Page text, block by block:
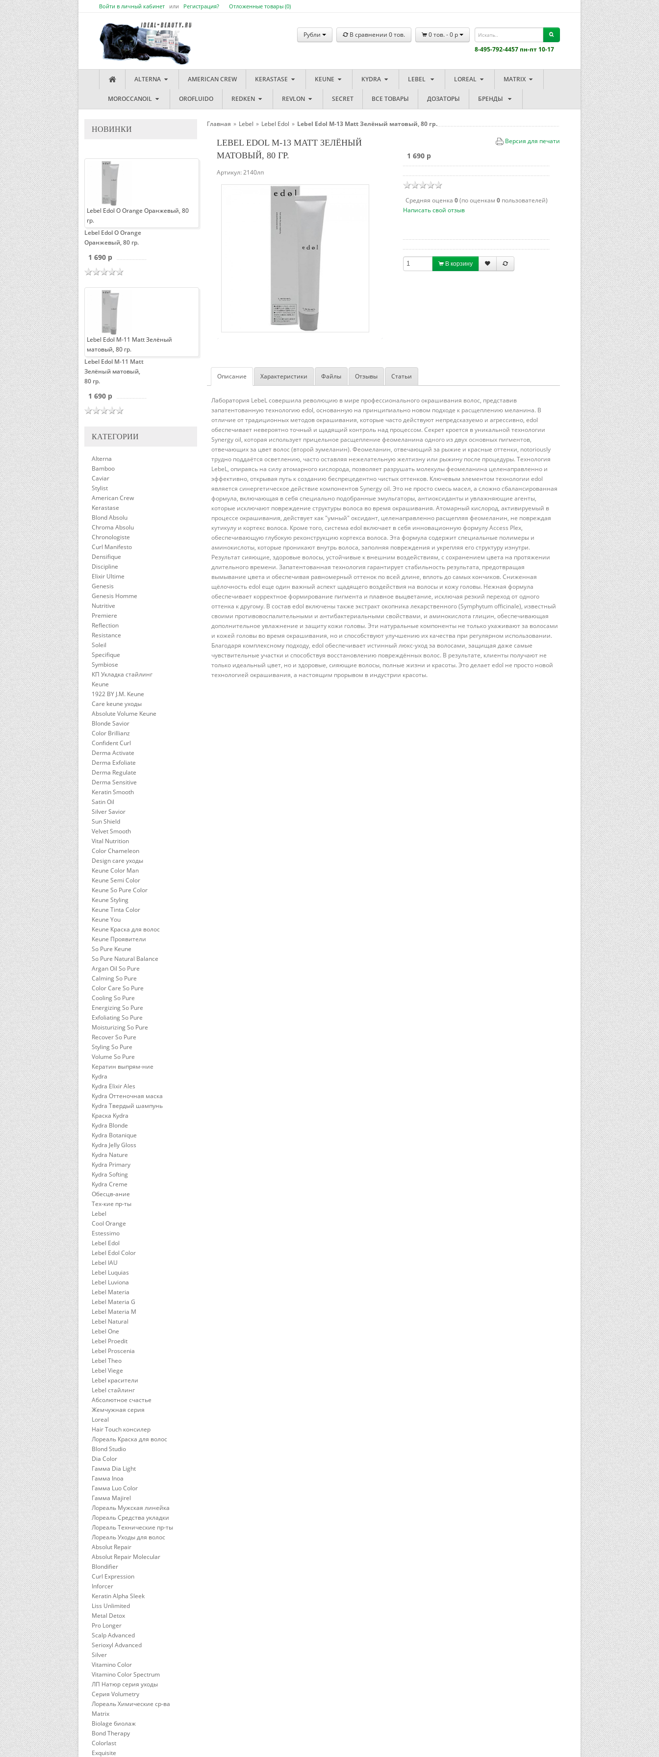
Войти в личный кабинет или Регистрация? Отложенные товары (0)
8-495-792-4457 пн-пт 10-17
Рубли В сравнении 0тов. 0тов. -0 p
ALTERNA AMERICAN CREW KERASTASE KEUNE KYDRA LEBEL LOREAL MATRIX
MOROCCANOIL OROFLUIDO REDKEN REVLON SECRET ВСЕ ТОВАРЫ ДОЗАТОРЫ БРЕНДЫ
НОВИНКИ
Lebel Edol O Orange Оранжевый, 80
гр.
Lebel Edol O Orange
Оранжевый, 80 гр.
1 690 p
Lebel Edol M-11 Matt Зелёный
матовый, 80 гр.
Lebel Edol M-11 Matt
Зелёный матовый,
80 гр.
1 690 p
КАТЕГОРИИ
Alterna
Bamboo
Caviar
Stylist
American Crew
Kerastase
Blond Absolu
Chroma Absolu
Chronologiste
Curl Manifesto
Densifique
Discipline
Elixir Ultime
Genesis
Genesis Homme
Nutritive
Premiere
Reflection
Resistance
Soleil
Specifique
Symbiose
КП Укладка стайлинг
Keune
1922 BY J.M. Keune
Care keune уходы
Absolute Volume Keune
Blonde Savior
Color Brillianz
Confident Curl
Derma Activate
Derma Exfoliate
Derma Regulate
Derma Sensitive
Keratin Smooth
Satin Oil
Silver Savior
Sun Shield
Velvet Smooth
Vital Nutrition
Color Chameleon
Design care уходы
Keune Color Man
Keune Semi Color
Keune So Pure Color
Keune Styling
Keune Tinta Color
Keune You
Keune Краска для волос
Keune Проявители
So Pure Keune
So Pure Natural Balance
Argan Oil So Pure
Calming So Pure
Color Care So Pure
Cooling So Pure
Energizing So Pure
Exfoliating So Pure
Moisturizing So Pure
Recover So Pure
Styling So Pure
Volume So Pure
Кератин выпрям-ние
Kydra
Kydra Elixir Ales
Kydra Оттеночная маска
Kydra Твердый шампунь
Краска Kydra
Kydra Blonde
Kydra Botanique
Kydra Jelly Gloss
Kydra Nature
Kydra Primary
Kydra Softing
Kydra Сreme
Обесцв-ание
Тех-кие пр-ты
Lebel
Cool Orange
Estessimo
Lebel Edol
Lebel Edol Color
Lebel IAU
Lebel Luquias
Lebel Luviona
Lebel Materia
Lebel Materia G
Lebel Materia M
Lebel Natural
Lebel One
Lebel Proedit
Lebel Proscenia
Lebel Theo
Lebel Viege
Lebel красители
Lebel стайлинг
Абсолютное счастье
Жемчужная серия
Loreal
Hair Touch консилер
Лореаль Краска для волос
Blond Studio
Dia Color
Гамма Dia Light
Гамма Inoa
Гамма Luo Color
Гамма Majirel
Лореаль Мужская линейка
Лореаль Средства укладки
Лореаль Технические пр-ты
Лореаль Уходы для волос
Absolut Repair
Absolut Repair Molecular
Blondifier
Curl Expression
Inforcer
Keratin Alpha Sleek
Liss Unlimited
Metal Detox
Pro Longer
Scalp Advanced
Serioxyl Advanced
Silver
Vitamino Color
Vitamino Color Spectrum
ЛП Натюр серия уходы
Серия Volumetry
Лореаль Химические ср-ва
Matrix
Biolage биолаж
Bond Therapy
Colorlast
Exquisite
Главная » Lebel » Lebel Edol » Lebel Edol M-13 Matt Зелёный матовый, 80 гр.
LEBEL EDOL M-13 MATT ЗЕЛЁНЫЙ
МАТОВЫЙ, 80 ГР.
Артикул:2140лп
Версия для печати
1 690 p
Cредняя оценка 0(по оценкам 0 пользователей)
Написать свой отзыв
В корзину
Описание Характеристики Файлы Отзывы Статьи
Лаборатория LebeL совершила революцию в мире профессионального окрашивания волос, представив
запатентованную технологию edol, основанную на принципиально новом подходе к расщеплению меланина. В
отличие от традиционных методов окрашивания, которые часто действуют непредсказуемо и агрессивно, edol
обеспечивает невероятно точный и щадящий контроль над процессом. Секрет кроется в уникальной технологии
Synergy oil, которая использует прицельное расщепление феомеланина одного из двух основных пигментов,
отвечающих за цвет волос (второй эумеланин). Феомеланин, отвечающий за рыжие и красные оттенки, notoriously
трудно поддаётся осветлению, часто оставляя нежелательную желтизну или рыжину после процедуры. Технология
LebeL, опираясь на силу атомарного кислорода, позволяет разрушать молекулы феомеланина целенаправленно и
эффективно, открывая путь к созданию беспрецедентно чистых оттенков. Ключевым элементом технологии edol
является синергетическое действие компонентов Synergy oil. Это не просто смесь масел, а сложно сбалансированная
формула, включающая в себя специально подобранные эмульгаторы, антиоксиданты и увлажняющие агенты,
которые исключают повреждение структуры волоса во время окрашивания. Атомарный кислород, активируемый в
процессе окрашивания, действует как "умный" оксидант, целенаправленно расщепляя феомеланин, не повреждая
кутикулу и кортекс волоса. Кроме того, система edol включает в себя инновационную формулу Access Plex,
обеспечивающую глубокую реконструкцию кортекса волоса. Эта формула содержит специальные полимеры и
аминокислоты, которые проникают внутрь волоса, заполняя повреждения и укрепляя его структуру изнутри.
Результат сияющие, здоровые волосы, устойчивые к внешним воздействиям, с сохранением цвета на протяжении
длительного времени. Запатентованная технология гарантирует стабильность результата, предотвращая
вымывание цвета и обеспечивая равномерный оттенок по всей длине, вплоть до самых кончиков. Сниженная
щёлочность edol еще один важный аспект щадящего воздействия на волосы и кожу головы. Нежная формула
обеспечивает корректное формирование пигмента и плавное выцветание, исключая резкий переход от одного
оттенка к другому. В состав edol включены также экстракт окопника лекарственного (Symphytum officinale), известный
своими противовоспалительными и антибактериальными свойствами, и аминокислота глицин, обеспечивающая
дополнительное увлажнение и защиту кожи головы. Эти натуральные компоненты не только ухаживают за волосами
и кожей головы во время окрашивания, но и способствуют улучшению их качества при регулярном использовании.
Благодаря комплексному подходу, edol обеспечивает истинный люкс-уход за волосами, защищая даже самые
чувствительные участки и способствуя восстановлению повреждённых волос. В результате, клиенты получают не
только идеальный цвет, но и здоровые, сияющие волосы, полные жизни и красоты. Это делает edol не просто новой
технологией окрашивания, а настоящим прорывом в индустрии красоты.